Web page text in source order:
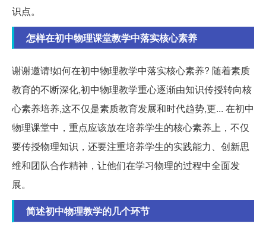
识点。
怎样在初中物理课堂教学中落实核心素养
谢谢邀请!如何在初中物理教学中落实核心素养? 随着素质
教育的不断深化,初中物理教学重心逐渐由知识传授转向核
心素养培养,这不仅是素质教育发展和时代趋势,更... 在初中
物理课堂中，重点应该放在培养学生的核心素养上，不仅
要传授物理知识，还要注重培养学生的实践能力、创新思
维和团队合作精神，让他们在学习物理的过程中全面发
展。
简述初中物理教学的几个环节